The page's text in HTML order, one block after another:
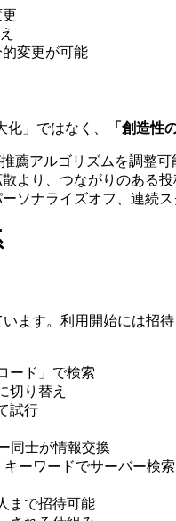
変更が可能
」ではなく、 「創造性
推薦アルゴリズムを調整可
より、つながりのある
ソナライズオフ、連続
ます。利用開始には招待
ード」で検索
切り替え
試行
同士が情報交換
キーワードでサーバー検索
まで招待可能